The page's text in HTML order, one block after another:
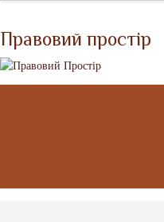
Правовий простір